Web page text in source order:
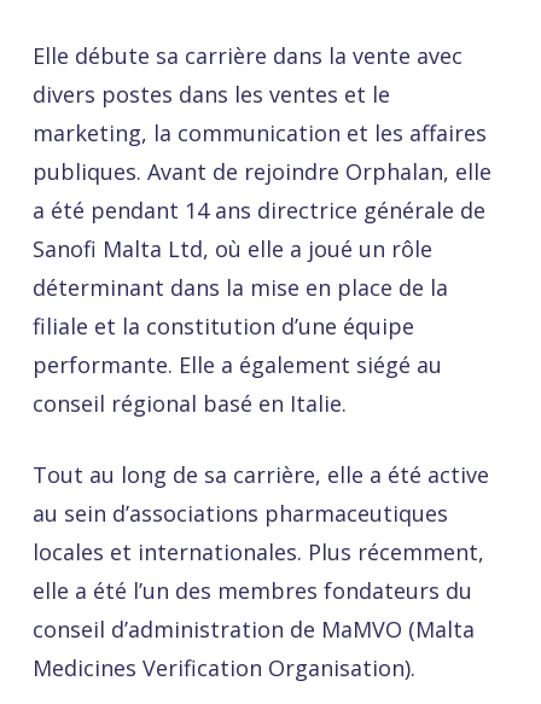
Elle débute sa carrière dans la vente avec
divers postes dans les ventes et le
marketing, la communication et les affaires
publiques. Avant de rejoindre Orphalan, elle
a été pendant 14 ans directrice générale de
Sanofi Malta Ltd, où elle a joué un rôle
déterminant dans la mise en place de la
filiale et la constitution d’une équipe
performante. Elle a également siégé au
conseil régional basé en Italie.
Tout au long de sa carrière, elle a été active
au sein d’associations pharmaceutiques
locales et internationales. Plus récemment,
elle a été l’un des membres fondateurs du
conseil d’administration de MaMVO (Malta
Medicines Verification Organisation).